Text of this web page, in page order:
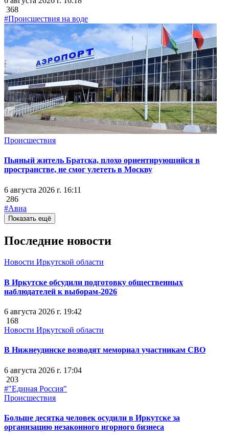
368
#Происшествия на воде
Происшествия
Пьяный житель Братска, плохо ориентирующийся в
пространстве, не смог улететь в Москву
6 августа 2026 г. 16:11
286
#Авиа
Показать ещё
Последние новости
Новости Иркутской области
В Иркутске обсудили подготовку общественных
наблюдателей к выборам-2026
6 августа 2026 г. 19:42
168
Новости Иркутской области
В Нижнеудинске возводят мемориал участникам СВО
6 августа 2026 г. 17:04
203
#"Единая Россия"
Происшествия
Больше десятка человек осудили в Иркутске за
организацию незаконного игорного бизнеса